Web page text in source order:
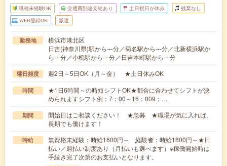
職種未経験OK 交通費別途支給あり 土日祝日が休み 残業なし
WEB登録OK 派遣
勤務地
横浜市港北区
日吉(神奈川県)駅から---分／菊名駅から---分／北新横浜駅か
ら---分／小机駅から---分／日吉本町駅から---分
曜日頻度 週2日～5日OK（月～金） ★土日休みOK
時間
★1日6時間～の時短シフトOK★都合に合わせてシフトが決
められますシフト例：7：00～16：009：…
期間
開始日はご相談ください！ ★急募 ★職場が気に入れば、
長期でも働けます！
時給
無資格未経験：時給1600円～ 経験者：時給1800円～★日
払い／週払い制度あり（月払いも選べます）※稼働開始時は
手続き完了次第のお支払いとなります。